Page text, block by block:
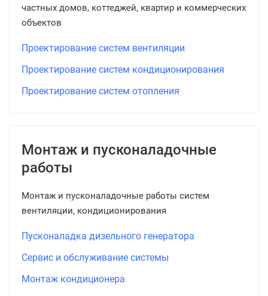
частных домов, коттеджей, квартир и коммерческих
объектов
Проектирование систем вентиляции
Проектирование систем кондиционирования
Проектирование систем отопления
Монтаж и пусконаладочные
работы
Монтаж и пусконаладочные работы систем
вентиляции, кондиционирования
Пусконаладка дизельного генератора
Сервис и обслуживание системы
Монтаж кондиционера